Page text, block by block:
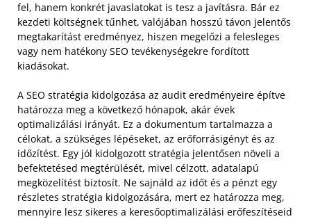
fel, hanem konkrét javaslatokat is tesz a javításra. Bár ez
kezdeti költségnek tűnhet, valójában hosszú távon jelentős
megtakarítást eredményez, hiszen megelőzi a felesleges
vagy nem hatékony SEO tevékenységekre fordított
kiadásokat.
A SEO stratégia kidolgozása az audit eredményeire építve
határozza meg a következő hónapok, akár évek
optimalizálási irányát. Ez a dokumentum tartalmazza a
célokat, a szükséges lépéseket, az erőforrásigényt és az
időzítést. Egy jól kidolgozott stratégia jelentősen növeli a
befektetésed megtérülését, mivel célzott, adatalapú
megközelítést biztosít. Ne sajnáld az időt és a pénzt egy
részletes stratégia kidolgozására, mert ez határozza meg,
mennyire lesz sikeres a keresőoptimalizálási erőfeszítéseid